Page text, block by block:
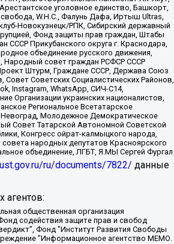
уголовное единство, Башкорт,
W.H.С., Фалунь Дафа, Иртыш Ultras,
Новокузнецк/РПК, Сибирский державный
Фонд защиты прав граждан, Штабы
СССР Прикубанского округа г. Краснодара,
объединение русского движения,
Народный совет граждан РСФСР СССР
Штурм, Граждане СССР, Держава Союз
Совет Советских Социалистических Районов,
Instagram, WhatsApp, СИЧ-С14,
Организации украинских националистов,
Региональное Всетатарское
Молодежное Демократическое
Совет Татарской Автономной Советской
Конгресс ойрат-калмыцкого народа,
народных депутатов Красноярского
объединение, ЛГБТ, Я.МЫ Сергей Фургал
ru/documents/7822/ данные
агентов:
Алеся Алексеевна, Шлейнов Роман Юрьевич, Шмагун Олеся Валентиновна, Общество с ограниченной ответственностью "Альтаир 2021", Общество с ограниченной ответственностью "Вега 2021", Общество с ограниченной ответственностью "Главный редактор 2021", Общество с ограниченной ответственностью "Ромашки монолит", Важенков Артем Валерьевич, Ивановская областная общественная организация "Центр гендерных исследований", Гурман Юрий Альбертович, Медиапроект "ОВД-Инфо", Егоров Владимир Владимирович, Жилинский Владимир Александрович, Общество с ограниченной ответственностью "ЗП", Иванова София Юрьевна, Карезина Инна Павловна, Кильтау Екатерина Викторовна, Петров Алексей Викторович, Пискунов Сергей Евгеньевич, Смирнов Сергей Сергеевич, Тихонов Михаил Сергеевич, Общество с ограниченной ответственностью "ЖУРНАЛИСТ-ИНОСТРАННЫЙ АГЕНТ", Арапова Галина Юрьевна, Вольтская Татьяна Анатольевна, Американская компания "Mason G.E.S. Anonymous Foundation" (США), являющаяся владельцем интернет-издания https://mnews.world/, Компания "Stichting Bellingcat", зарегистрированная в Нидерландах (дата регистрации 11.07.2018), Захаров Андрей Вячеславович, Клепиковская Екатерина Дмитриевна, Общество с ограниченной ответственностью "МЕМО", Перл Роман Александрович, Симонов Евгений Алексеевич, Соловьева Елена Анатольевна, Сотников Даниил Владимирович, Сурначева Елизавета Дмитриевна, Автономная некоммерческая организация по защите прав человека и информированию населения "Якутия – Наше Мнение", Общество с ограниченной ответственностью "Москоу диджитал медиа", с 26.01.2023 Общество с ограниченной ответственностью "Чайка Белые сады", Ветошкина Валерия Валерьевна, Заговора Максим Александрович, Межрегиональное общественное движение "Российская ЛГБТ - сеть", Оленичев Максим Владимирович, Павлов Иван Юрьевич, Скворцова Елена Сергеевна, Общество с ограниченной ответственностью "Как бы инагент", Кочетков Игорь Викторович, Общество с ограниченной ответственностью "Честные выборы", Еланчик Олег Александрович, Общество с ограниченной ответственностью "Нобелевский призыв", Гималова Регина Эмилевна, Григорьев Андрей Валерьевич, Григорьева Алина Александровна, Ассоциация по содействию защите прав призывников, альтернативнослужащих и военнослужащих "Правозащитная группа "Гражданин.Армия.Право", Хисамова Регина Фаритовна, Автономная некоммерческая организация по реализации социально-правовых программ "Лилит", Дальневосточное общественное движение "Маяк", Санкт-Петербургская ЛГБТ-инициативная группа "Выход", Инициативная группа ЛГБТ+ "Реверс", Алексеев Андрей Викторович, Бекбулатова Таисия Львовна, Беляев Иван Михайлович, Владыкина Елена Сергеевна, Гельман Марат Александрович, Никульшина Вероника Юрьевна, Толоконникова Надежда Андреевна, Шендерович Виктор Анатольевич, Общество с ограниченной ответственностью "Данное сообщение", Общество с ограниченной ответственностью Издательский дом "Новая глава", Айнбиндер Александра Александровна, Московский комьюнити-центр для ЛГБТ+инициатив, Благотворительный фонд развития филантропии, Deutsche Welle (Германия, Kurt-Schumacher-Strasse 3, 53113 Bonn), Борзунова Мария Михайловна, Воробьев Виктор Викторович, Голубева Анна Львовна, Константинова Алла Михайловна, Малкова Ирина Владимировна, Мурадов Мурад Абдулгалимович, Осетинская Елизавета Николаевна, Понасенков Евгений Николаевич, Ганапольский Матвей Юрьевич, Киселев Евгений Алексеевич, Борухович Ирина Григорьевна, Дремин Иван Тимофеевич, Дубровский Дмитрий Викторович, Красноярская региональная общественная организация поддержки и развития альтернативных образовательных технологий и межкультурных коммуникаций "ИНТЕРРА", Маяковская Екатерина Алексеевна, Фейгин Марк Захарович, Филимонов Андрей Викторович, Дзугкоева Регина Николаевна, Доброхотов Роман Александрович, Дудь Юрий Александрович, Елкин Сергей Владимирович, Кругликов Кирилл Игоревич, Сабунаева Мария Леонидовна, Семенов Алексей Владимирович, Шаинян Карен Багратович, Шульман Екатерина Михайловна, Асафьев Артур Валерьевич, Вахштайн Виктор Семенович, Венедиктов Алексей Алексеевич, Лушникова Екатерина Евгеньевна, Волков Леонид Михайлович, Невзоров Александр Глебович, Пархоменко Сергей Борисович, Сироткин Ярослав Николаевич, Кара-Мурза Владимир Владимирович, Баранова Наталья Владимировна, Гозман Леонид Яковлевич, Кагарлицкий Борис Юльевич, Климарев Михаил Валерьевич, Милов Владимир Станиславович, Автономная некоммерческая организация Краснодарский центр современного искусства "Типография", Моргенштерн Алишер Тагирович, Соболь Любовь Эдуардовна, Общество с ограниченной ответственностью "ЛИЗА НОРМ", Каспаров Гарри Кимович, Ходорковский Михаил Борисович, Общество с ограниченной ответственностью "Апрельские тезисы", Данилович Ирина Брониславовна, Кашин Олег Владимирович, Петров Николай Владимирович, Пивоваров Алексей Владимирович, Соколов Михаил Владимирович, Цветкова Юлия Владимировна, Чичваркин Евгений Александрович, Комитет против пыток/Команда против пыток, Общество с ограниченной ответственностью "Первый научный", Общество с ограниченной ответственностью "Вертолет и ко", Белоцерковская Вероника Борисовна, Кац Максим Евгеньевич, Лазарева Татьяна Юрьевна, Шаведдинов Руслан Табризович, Яшин Илья Валерьевич, Общество с ограниченной ответственностью "Иноагент ААВ", Алешковский Дмитрий Петрович, Альбац Евгения Марковна, Быков Дмитрий Львович, Галямина Юлия Евгеньевна, Лойко Сергей Леонидович, Мартынов Кирилл Константинович, Медведев Сергей Александрович, Крашенинников Федор Геннадиевич, Гордеева Катерина Вл